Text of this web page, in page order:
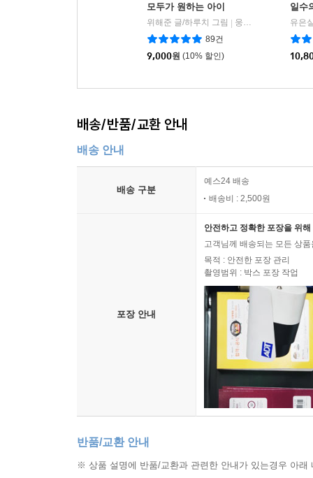
모두가 원하는 아이
위해준 글/하루치 그림
웅진주니어
89건
9,000원 (10% 할인)
일수
유은
배송/반품/교환 안내
배송 안내
배송 구분
예스24 배송
배송비 : 2,500원
포장 안내
안전하고 정확한 포장을 위
고객님께 배송되는 모든 상
목적 : 안전한 포장 관리
촬영범위 : 박스 포장 작업
반품/교환 안내
※ 상품 설명에 반품/교환과 관련한 안내가 있는경우 아